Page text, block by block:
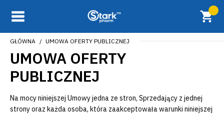
GŁÓWNA UMOWA OFERTY PUBLICZNEJ
UMOWA OFERTY
PUBLICZNEJ
Na mocy niniejszej Umowy jedna ze stron, Sprzedający z jednej
strony oraz każda osoba, która zaakceptowała warunki niniejszej